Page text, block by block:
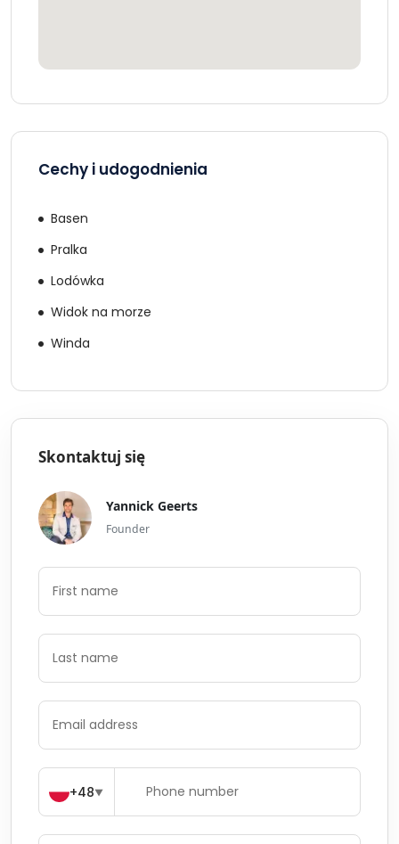
Cechy i udogodnienia
Basen
Pralka
Lodówka
Widok na morze
Winda
Skontaktuj się
Yannick Geerts
Founder
+48▼